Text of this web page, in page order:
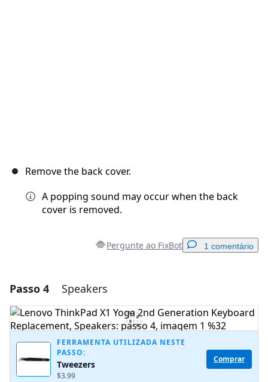
Remove the back cover.
A popping sound may occur when the back
cover is removed.
Pergunte ao FixBot 1 comentário
Adicionar um comentário
Comentar
Postar comentário
Passo 4 Speakers
FERRAMENTA UTILIZADA NESTE
PASSO:
Tweezers
$3.99
Comprar